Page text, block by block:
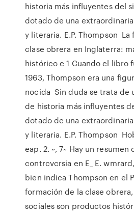
historia más influyentes del
dotado de una
y literaria. E.P. Thompson
clase obrera en Inglaterra:
histórico e 1 Cuando el libro
1963, Thompson era una
nocida Sin duda se trata de
de historia más influyentes
dotado de una
y literaria. E.P. Thompson
eap. 2. ~, 7~ Hay un resumen
contrcvcrsia en E_ E.
bien indica Thompson en el
formación de la clase
sociales son productos